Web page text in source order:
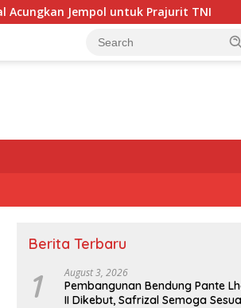
untuk Prajurit TNI TNI Bangun
Berita Terbaru
1 August 3, 2026
Pembangunan Bendung Pante
II Dikebut, Safrizal Semoga